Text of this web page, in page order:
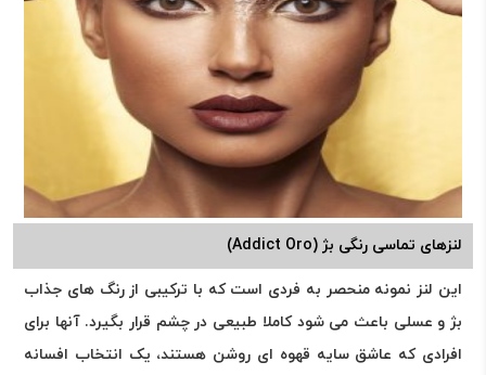
لنزهای تماسی رنگی بژ (Addict Oro)
این لنز نمونه منحصر به فردی است که با ترکیبی از رنگ های جذاب
بژ و عسلی باعث می شود کاملا طبیعی در چشم قرار بگیرد. آنها برای
افرادی که عاشق سایه قهوه ای روشن هستند، یک انتخاب افسانه